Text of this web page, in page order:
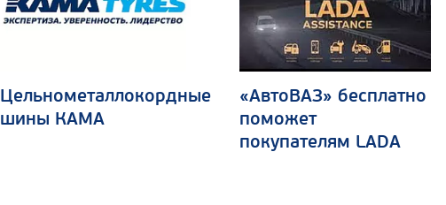
Цельнометаллокордные
шины КАМА
«АвтоВАЗ» бесплатно
поможет
покупателям LADA